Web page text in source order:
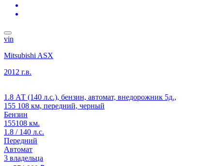
vin
Mitsubishi ASX
2012 г.в.
1.8 АТ (140 л.с.), бензин, автомат, внедорожник 5д.,
155 108 км, передний, черный
Бензин
155108 км.
1.8 / 140 л.с.
Передний
Автомат
3 владельца